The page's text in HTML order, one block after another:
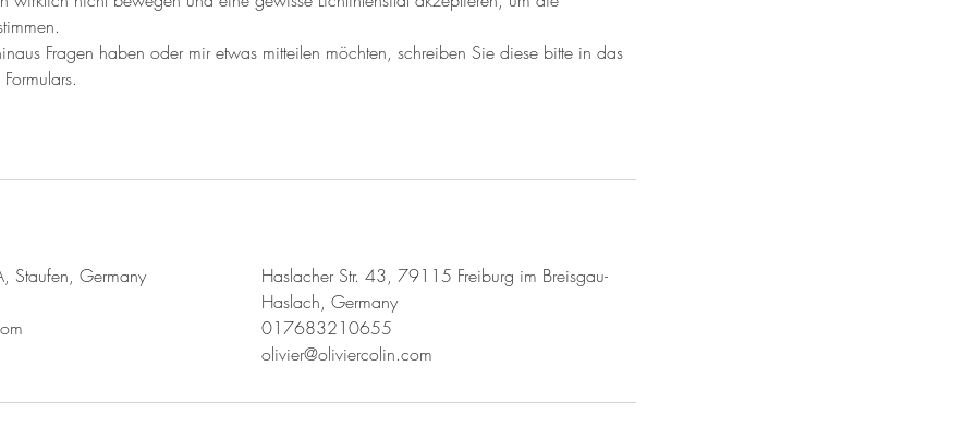
Fragen haben oder mir etwas mitteilen möchten, schreiben Sie diese bitte in das
Staufen, Germany
Haslacher Str. 43, 79115 Freiburg im Breisgau-
Haslach, Germany
017683210655
olivier@oliviercolin.com